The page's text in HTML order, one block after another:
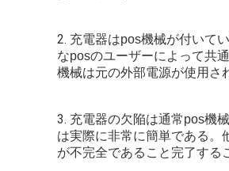
2. 充電器はpos機械が付いて
なposのユーザーによって共
機械は元の外部電源が使用さ
3. 充電器の欠陥は通常pos機
は実際に非常に簡単である。
が不完全であること完了する